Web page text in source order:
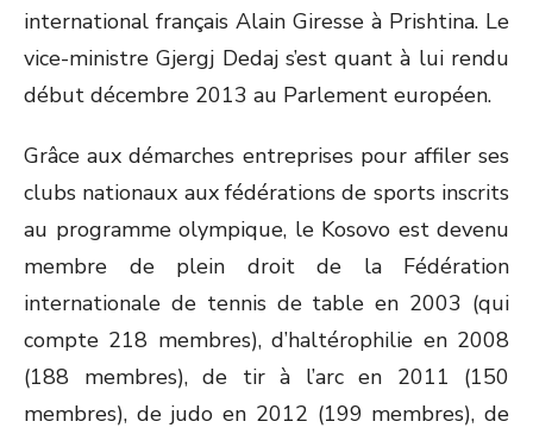
international français Alain Giresse à Prishtina. Le
vice-ministre Gjergj Dedaj s’est quant à lui rendu
début décembre 2013 au Parlement européen.
Grâce aux démarches entreprises pour affiler ses
clubs nationaux aux fédérations de sports inscrits
au programme olympique, le Kosovo est devenu
membre de plein droit de la Fédération
internationale de tennis de table en 2003 (qui
compte 218 membres), d’haltérophilie en 2008
(188 membres), de tir à l’arc en 2011 (150
membres), de judo en 2012 (199 membres), de